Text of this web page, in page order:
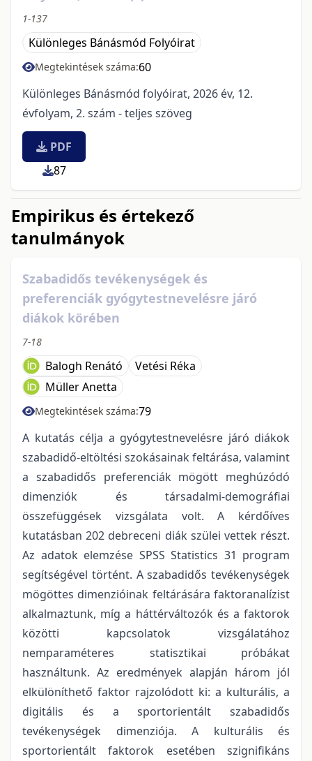
1-137
Különleges Bánásmód Folyóirat
Megtekintések száma:60
Különleges Bánásmód folyóirat, 2026 év, 12.
évfolyam, 2. szám - teljes szöveg
PDF
87
Empirikus és értekező
tanulmányok
Szabadidős tevékenységek és
preferenciák gyógytestnevelésre járó
diákok körében
7-18
Balogh Renátó
Vetési Réka
Müller Anetta
Megtekintések száma:79
A kutatás célja a gyógytestnevelésre járó diákok
szabadidő-eltöltési szokásainak feltárása, valamint
a szabadidős preferenciák mögött meghúzódó
dimenziók és társadalmi-demográfiai
összefüggések vizsgálata volt. A kérdőíves
kutatásban 202 debreceni diák szülei vettek részt.
Az adatok elemzése SPSS Statistics 31 program
segítségével történt. A szabadidős tevékenységek
mögöttes dimenzióinak feltárására faktoranalízist
alkalmaztunk, míg a háttérváltozók és a faktorok
közötti kapcsolatok vizsgálatához
nemparaméteres statisztikai próbákat
használtunk. Az eredmények alapján három jól
elkülöníthető faktor rajzolódott ki: a kulturális, a
digitális és a sportorientált szabadidős
tevékenységek dimenziója. A kulturális és
sportorientált faktorok esetében szignifikáns